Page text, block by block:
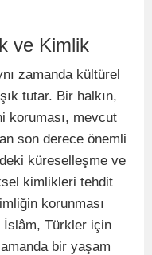
ve Kimlik
zamanda kültürel
tutar. Bir halkın,
koruması, mevcut
son derece önemli
küreselleşme ve
kimlikleri tehdit
korunması
İslâm, Türkler için
bir yaşam